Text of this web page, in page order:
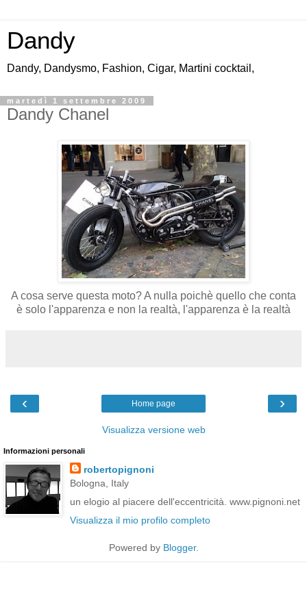
Dandy
Dandy, Dandysmo, Fashion, Cigar, Martini cocktail,
martedì 1 settembre 2009
Dandy Chanel
A cosa serve questa moto? A nulla poichè quello che conta
è solo l'apparenza e non la realtà, l'apparenza è la realtà
‹ ›
Home page
Visualizza versione web
Informazioni personali
robertopignoni
Bologna, Italy
un elogio al piacere dell'eccentricità. www.pignoni.net
Visualizza il mio profilo completo
Powered by Blogger.